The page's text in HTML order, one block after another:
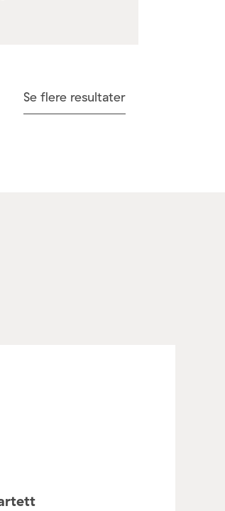
Se flere resultater